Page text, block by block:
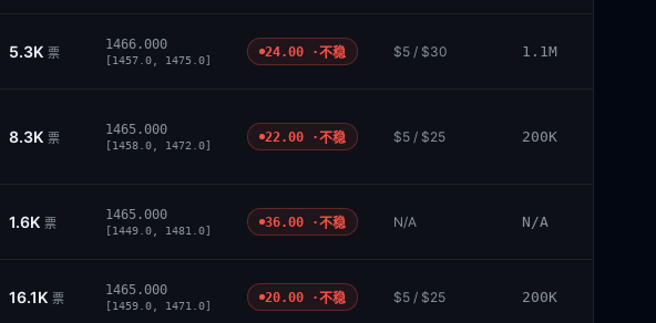
5.3K 票
1466.000
[1457.0, 1475.0]
24.00 ·不稳 $5 / $30 1.1M
8.3K 票
1465.000
[1458.0, 1472.0]
22.00 ·不稳 $5 / $25 200K
1.6K 票
1465.000
[1449.0, 1481.0]
36.00 ·不稳 N/A N/A
16.1K 票
1465.000
[1459.0, 1471.0]
20.00 ·不稳 $5 / $25 200K